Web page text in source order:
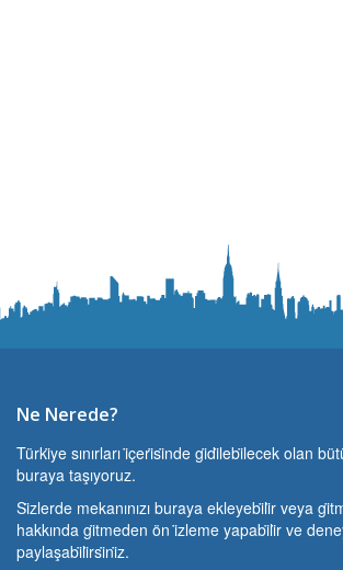
Ne Nerede?
Türki̇ye sınırları i̇çeri̇si̇nde gi̇di̇lebi̇lecek olan
buraya taşıyoruz.
Si̇zlerde mekanınızı buraya ekleyebi̇li̇r veya
hakkında gi̇tmeden ön i̇zleme yapabi̇li̇r ve
paylaşabi̇li̇rsi̇ni̇z.